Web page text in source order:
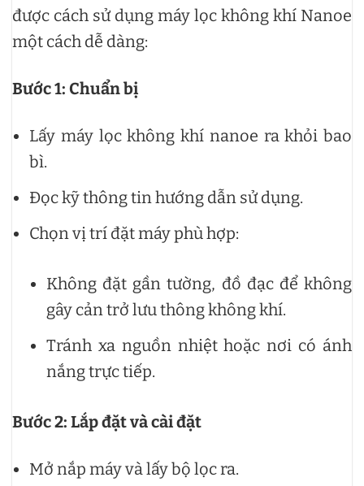
được cách sử dụng máy lọc không khí Nanoe
một cách dễ dàng:
Bước 1: Chuẩn bị
Lấy máy lọc không khí nanoe ra khỏi bao
bì.
Đọc kỹ thông tin hướng dẫn sử dụng.
Chọn vị trí đặt máy phù hợp:
Không đặt gần tường, đồ đạc để không
gây cản trở lưu thông không khí.
Tránh xa nguồn nhiệt hoặc nơi có ánh
nắng trực tiếp.
Bước 2: Lắp đặt và cài đặt
Mở nắp máy và lấy bộ lọc ra.